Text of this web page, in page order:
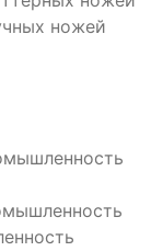
ножей